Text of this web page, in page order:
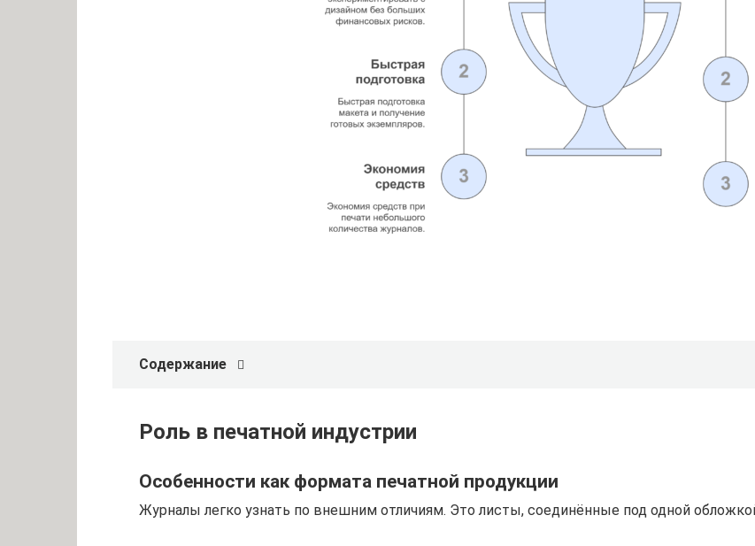
Содержание
Роль в печатной индустрии
Особенности как формата печатной продукции
Журналы легко узнать по внешним отличиям. Это листы, соединённые под одной